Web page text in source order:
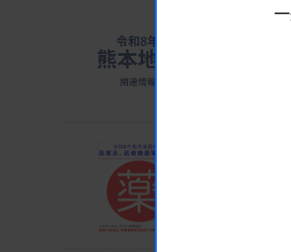
生殖医療技術では「タイム
進医療全体で見ても実施数
位を占める。
産科領域以外の検査技術で
診断（PCR法）」が816件、
速診断（PCR法）」は165件だ
ホテル
被災地の